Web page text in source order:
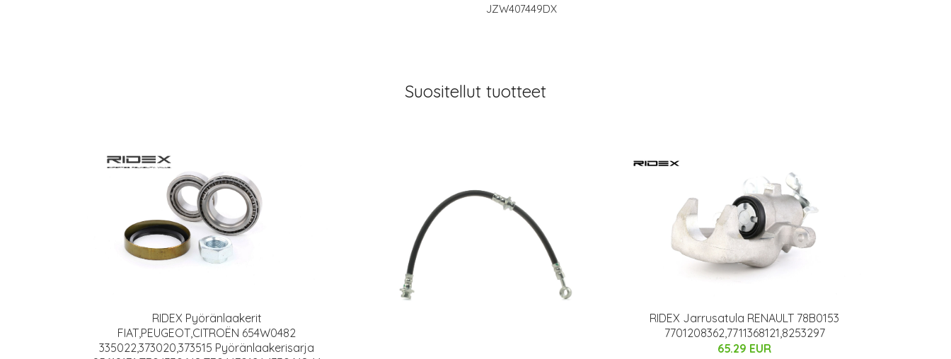
JZW407449DX
Suositellut tuotteet
RIDEX Pyöränlaakerit
FIAT,PEUGEOT,CITROËN 654W0482
335022,373020,373515 Pyöränlaakerisarja
RIDEX Jarrusatula RENAULT 78B0153
7701208362,7711368121,8253297
65.29 EUR